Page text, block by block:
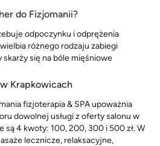
do Fizjomanii?
odpoczynku i odprężenia
różnego rodzaju zabiegi
skarży się na bóle mięśniowe
Krapkowicach
fizjoterapia & SPA upoważnia
dowolnej usługi z oferty salonu w
są 4 kwoty: 100, 200, 300 i 500 zł. W
lecznicze, relaksacyjne,